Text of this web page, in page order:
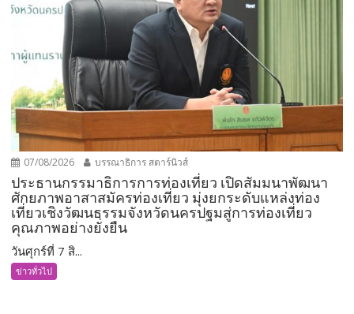
07/08/2026 บรรณาธิการ สตาร์นิวส์
ประธานกรรมาธิการการท่องเที่ยว เปิดสัมมนาพัฒนา
ศักยภาพอาสาสมัครท่องเที่ยว มุ่งยกระดับแหล่งท่อง
เที่ยวเชิงวัฒนธรรมจังหวัดนครปฐมสู่การท่องเที่ยว
คุณภาพอย่างยั่งยืน
วันศุกร์ที่ 7 สิ...
ข่าวทั่วไป